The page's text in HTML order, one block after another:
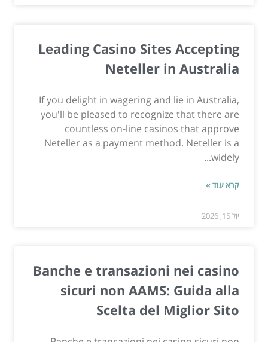
Leading Casino Sites Accepting
Neteller in Australia
If you delight in wagering and lie in Australia,
you'll be pleased to recognize that there are
countless on-line casinos that approve
Neteller as a payment method. Neteller is a
widely...
קרא עוד »
יול 15, 2026
Banche e transazioni nei casino
sicuri non AAMS: Guida alla
Scelta del Miglior Sito